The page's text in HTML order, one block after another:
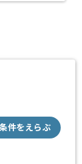
件をえらぶ